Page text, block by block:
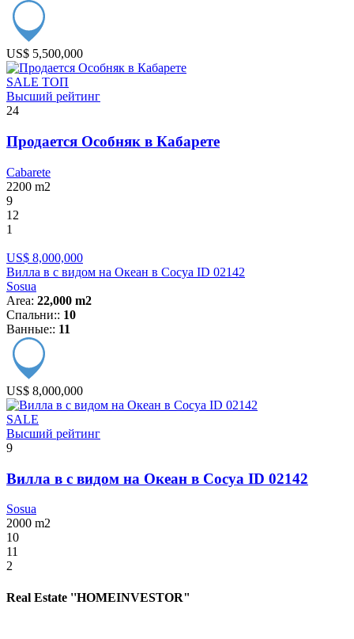
US$ 5,500,000
SALE ТОП
Высший рейтинг
24
Продается Особняк в Кабарете
Cabarete
2200 m2
9
12
1
US$ 8,000,000
Вилла в с видом на Океан в Сосуа ID 02142
Sosua
Area: 22,000 m2
Спальни:: 10
Ванные:: 11
US$ 8,000,000
SALE
Высший рейтинг
9
Вилла в с видом на Океан в Сосуа ID 02142
Sosua
2000 m2
10
11
2
Real Estate ''HOMEINVESTOR"